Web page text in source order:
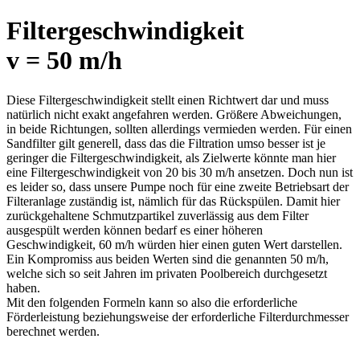
Filtergeschwindigkeit
v = 50 m/h
Diese Filtergeschwindigkeit stellt einen Richtwert dar und muss
natürlich nicht exakt angefahren werden. Größere Abweichungen,
in beide Richtungen, sollten allerdings vermieden werden. Für einen
Sandfilter gilt generell, dass das die Filtration umso besser ist je
geringer die Filtergeschwindigkeit, als Zielwerte könnte man hier
eine Filtergeschwindigkeit von 20 bis 30 m/h ansetzen. Doch nun ist
es leider so, dass unsere Pumpe noch für eine zweite Betriebsart der
Filteranlage zuständig ist, nämlich für das Rückspülen. Damit hier
zurückgehaltene Schmutzpartikel zuverlässig aus dem Filter
ausgespült werden können bedarf es einer höheren
Geschwindigkeit, 60 m/h würden hier einen guten Wert darstellen.
Ein Kompromiss aus beiden Werten sind die genannten 50 m/h,
welche sich so seit Jahren im privaten Poolbereich durchgesetzt
haben.
Mit den folgenden Formeln kann so also die erforderliche
Förderleistung beziehungsweise der erforderliche Filterdurchmesser
berechnet werden.